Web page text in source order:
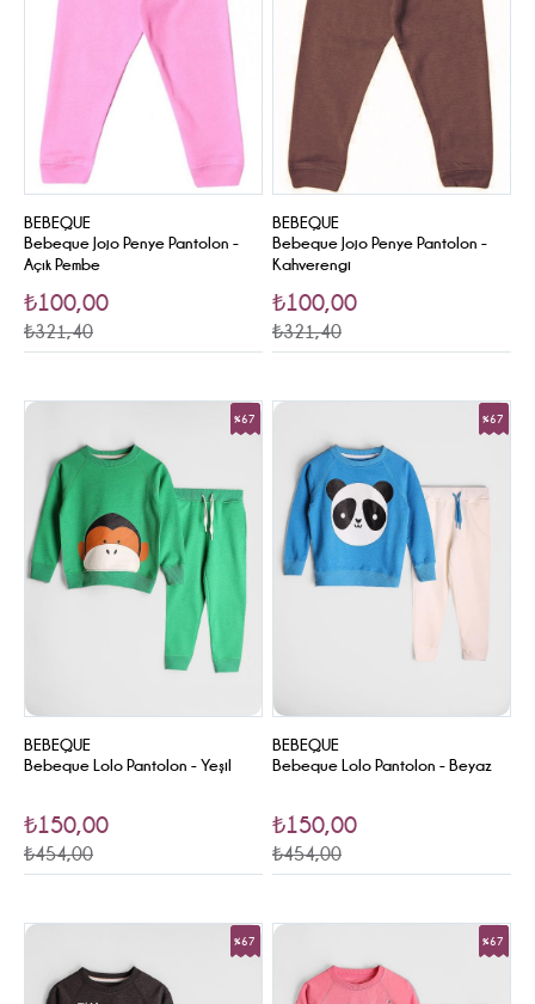
BEBEQUE
Bebeque Jojo Penye Pantolon -
Açık Pembe
₺100,00
₺321,40
BEBEQUE
Bebeque Jojo Penye Pantolon -
Kahverengi
₺100,00
₺321,40
BEBEQUE
Bebeque Lolo Pantolon - Yeşil
₺150,00
₺454,00
%67
BEBEQUE
Bebeque Lolo Pantolon - Beyaz
₺150,00
₺454,00
%67
%67 %67